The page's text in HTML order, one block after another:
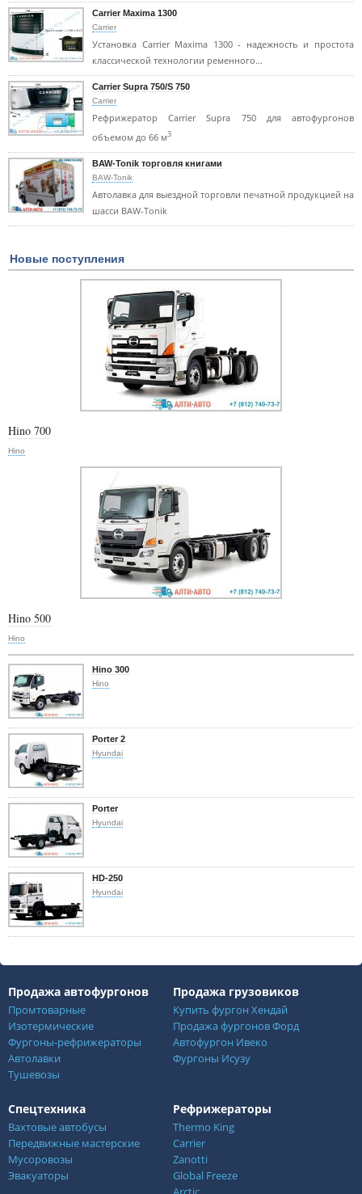
Carrier Maxima 1300
Carrier
Установка Carrier Maxima 1300 - надежность и простота
классической технологии ременного…
Carrier Supra 750/S 750
Carrier
Рефрижератор Carrier Supra 750 для автофургонов
объемом до 66 м3
BAW-Tonik торговля книгами
BAW-Tonik
Автолавка для выездной торговли печатной продукцией на
шасси BAW-Tonik
Новые поступления
Hino 700
Hino
Hino 500
Hino
Hino 300
Hino
Porter 2
Hyundai
Porter
Hyundai
HD-250
Hyundai
Продажа автофургонов
Промтоварные
Изотермические
Фургоны-рефрижераторы
Автолавки
Тушевозы
Продажа грузовиков
Купить фургон Хендай
Продажа фургонов Форд
Автофургон Ивеко
Фургоны Исузу
Спецтехника
Вахтовые автобусы
Передвижные мастерские
Мусоровозы
Эвакуаторы
Рефрижераторы
Thermo King
Carrier
Zanotti
Global Freeze